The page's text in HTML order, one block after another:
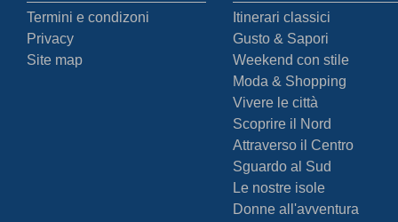
Termini e condizoni
Privacy
Site map
Itinerari classici
Gusto & Sapori
Weekend con stile
Moda & Shopping
Vivere le città
Scoprire il Nord
Attraverso il Centro
Sguardo al Sud
Le nostre isole
Donne all'avventura